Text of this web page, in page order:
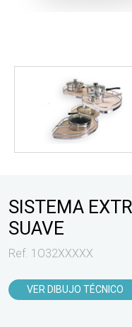
SISTEMA
SUAVE
Ref. 1O32XXXXX
VER DIBUJO TÉCNICO